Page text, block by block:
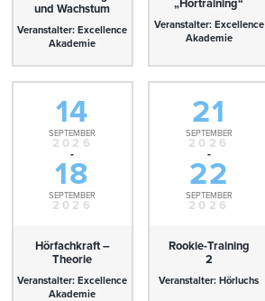
und Wachstum
Veranstalter: Excellence
Akademie
„Hörtraining“
Veranstalter: Excellence
Akademie
14
SEPTEMBER
2026
-
18
SEPTEMBER
2026
Hörfachkraft –
Theorie
Veranstalter: Excellence
Akademie
21
SEPTEMBER
2026
-
22
SEPTEMBER
2026
Rookie-Training
2
Veranstalter: Hörluchs